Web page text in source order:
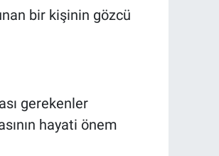
bir kişinin gözcü
gerekenler
hayati önem